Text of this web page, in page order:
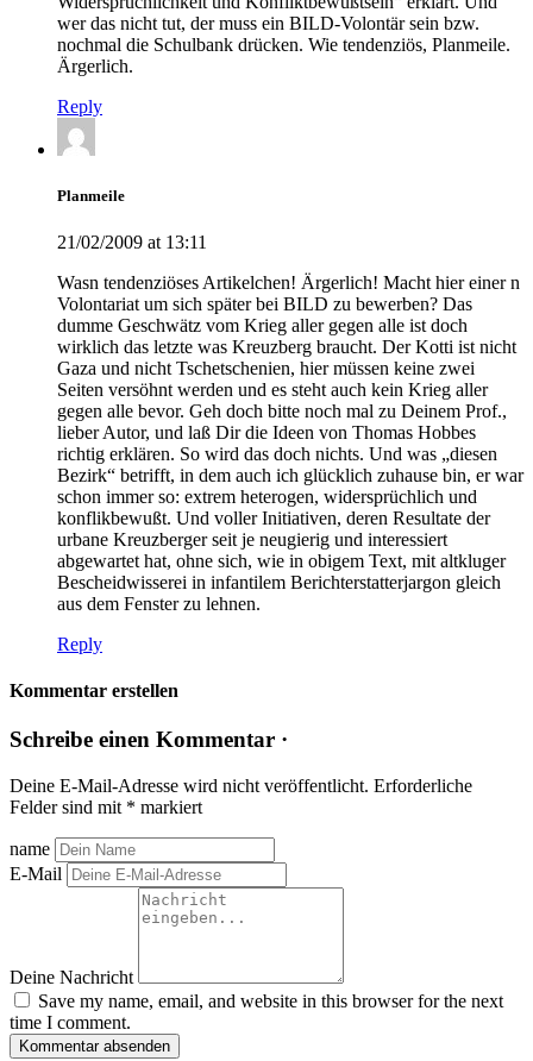
wer das nicht tut, der muss ein BILD-Volontär sein bzw.
nochmal die Schulbank drücken. Wie tendenziös, Planmeile.
Ärgerlich.
Reply
Planmeile
21/02/2009 at 13:11
Wasn tendenziöses Artikelchen! Ärgerlich! Macht hier einer n
Volontariat um sich später bei BILD zu bewerben? Das
dumme Geschwätz vom Krieg aller gegen alle ist doch
wirklich das letzte was Kreuzberg braucht. Der Kotti ist nicht
Gaza und nicht Tschetschenien, hier müssen keine zwei
Seiten versöhnt werden und es steht auch kein Krieg aller
gegen alle bevor. Geh doch bitte noch mal zu Deinem Prof.,
lieber Autor, und laß Dir die Ideen von Thomas Hobbes
richtig erklären. So wird das doch nichts. Und was „diesen
Bezirk“ betrifft, in dem auch ich glücklich zuhause bin, er war
schon immer so: extrem heterogen, widersprüchlich und
konflikbewußt. Und voller Initiativen, deren Resultate der
urbane Kreuzberger seit je neugierig und interessiert
abgewartet hat, ohne sich, wie in obigem Text, mit altkluger
Bescheidwisserei in infantilem Berichterstatterjargon gleich
aus dem Fenster zu lehnen.
Reply
Kommentar erstellen
Schreibe einen Kommentar ·
Deine E-Mail-Adresse wird nicht veröffentlicht. Erforderliche
Felder sind mit * markiert
name
E-Mail
Deine Nachricht
Save my name, email, and website in this browser for the next
time I comment.
Kommentar absenden